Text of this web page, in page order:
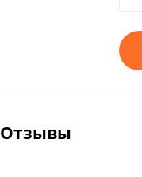
Отзывы